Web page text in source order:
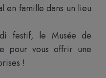
en famille dans un lieu
festif, le Musée de
pour vous offrir une
!